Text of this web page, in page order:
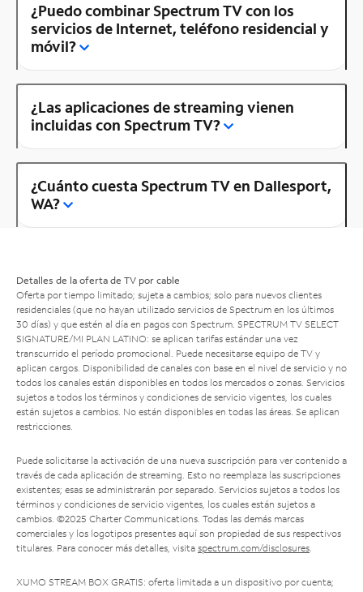
¿Puedo combinar Spectrum TV con los
servicios de Internet, teléfono residencial y
móvil?
¿Las aplicaciones de streaming vienen
incluidas con Spectrum TV?
¿Cuánto cuesta Spectrum TV en Dallesport,
WA?
Detalles de la oferta de TV por cable
Oferta por tiempo limitado; sujeta a cambios; solo para nuevos clientes
residenciales (que no hayan utilizado servicios de Spectrum en los últimos
30 días) y que estén al día en pagos con Spectrum. SPECTRUM TV SELECT
SIGNATURE/MI PLAN LATINO: se aplican tarifas estándar una vez
transcurrido el período promocional. Puede necesitarse equipo de TV y
aplican cargos. Disponibilidad de canales con base en el nivel de servicio y no
todos los canales están disponibles en todos los mercados o zonas. Servicios
sujetos a todos los términos y condiciones de servicio vigentes, los cuales
están sujetos a cambios. No están disponibles en todas las áreas. Se aplican
restricciones.
Puede solicitarse la activación de una nueva suscripción para ver contenido a
través de cada aplicación de streaming. Esto no reemplaza las suscripciones
existentes; esas se administrarán por separado. Servicios sujetos a todos los
términos y condiciones de servicio vigentes, los cuales están sujetos a
cambios. ©2025 Charter Communications. Todas las demás marcas
comerciales y los logotipos presentes aquí son propiedad de sus respectivos
titulares. Para conocer más detalles, visita spectrum.com/disclosures.
XUMO STREAM BOX GRATIS: oferta limitada a un dispositivo por cuenta;